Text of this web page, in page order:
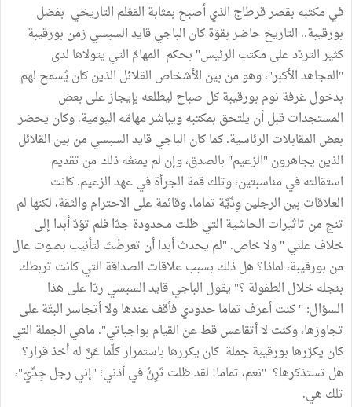
في مكتبه بقصر قرطاج الذي ٲصبح بمثابة المَعْلم التاريخي بفضل
بورقيبة.. التاريخ حاضر بقوّة كان الباجي قايد السبسي زمن بورقيبة
كثير التردّد على مكتب الرئيس" بحكم المهامّ التي يتولاها لدى
"المجاهد الأكبر"، وهو من بين الأشخاص القلائل الذين كان يُسمح لهم
بدخول غرفة نوم بورقيبة كل صباح ليطلعه بإيجاز على بعض
المستجدات قبل أن يلتحق بمكتبه ويباشر مهامّه اليومية. وكان يحضر
بعض المقابلات الرئاسية. كما كان الباجي قايد السبسي من بين القلائل
الذين يجاهرون "الزعيم" بالصدق، وإن لم يمنعْه ذلك من تقديم
استقالته في مناسبتين، وتلك قمة الجرأة في عهد الزعيم. كانت
العلاقات بين الرجلين وِدِّيَّة تماما، وقائمة على الاحترام والثقة، لكنها لم
تنج من تاثيرات الحاشية التي ظلت محدودة جدّا فلم تؤدّ ٲبدا إلى
خلاف علني " ولا خاص. "لم يحدث أبدا أن تعرضْتَ لتأنيب بصوت عال
من بورقيبة، لماذا؟ هل ذلك بسبب علاقات الصداقة التي كانت تربطك
بنجله خلال الطفولة ؟" يقول الباجي قايد السبسي ردّا على هذا
السؤال: " كنت أعرف تماما حدودي فأقف عندها ولا أتجاسر البتّة على
تجاوزها، وكنت لا أتقاعس قط عن القيام بواجباتي". ماهي الجملة التي
كان يكرّرها بورقيبة جملة كان يكررها باستمرار كلّما عَنَّ له أخذ قرار؟
هل تستذكرها؟ "نعم، تماما! لقد ظلت تَرِنُّ في أذني؛ "إني رجل جِدِّيّ"،
تلك هي.